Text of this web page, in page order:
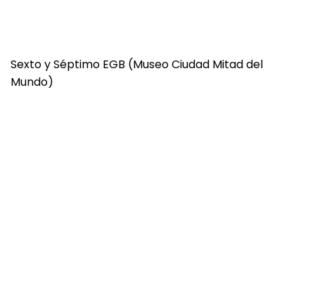
Sexto y Séptimo EGB (Museo Ciudad Mitad del
Mundo)